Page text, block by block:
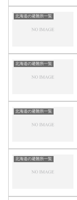
北海道の避難所一覧
北海道の避難所一覧
北海道の避難所一覧
北海道の避難所一覧